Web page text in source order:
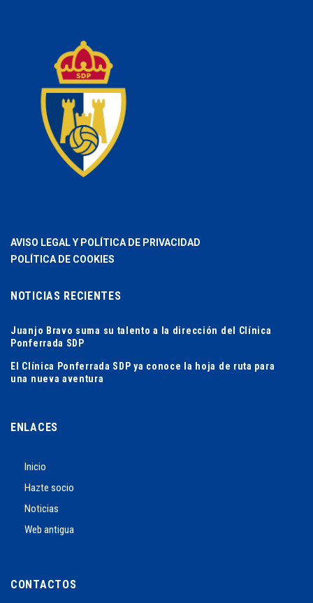
AVISO LEGAL Y POLÍTICA DE PRIVACIDAD
POLÍTICA DE COOKIES
NOTICIAS RECIENTES
Juanjo Bravo suma su talento a la dirección del Clínica
Ponferrada SDP
El Clínica Ponferrada SDP ya conoce la hoja de ruta para
una nueva aventura
ENLACES
Inicio
Hazte socio
Noticias
Web antigua
CONTACTOS